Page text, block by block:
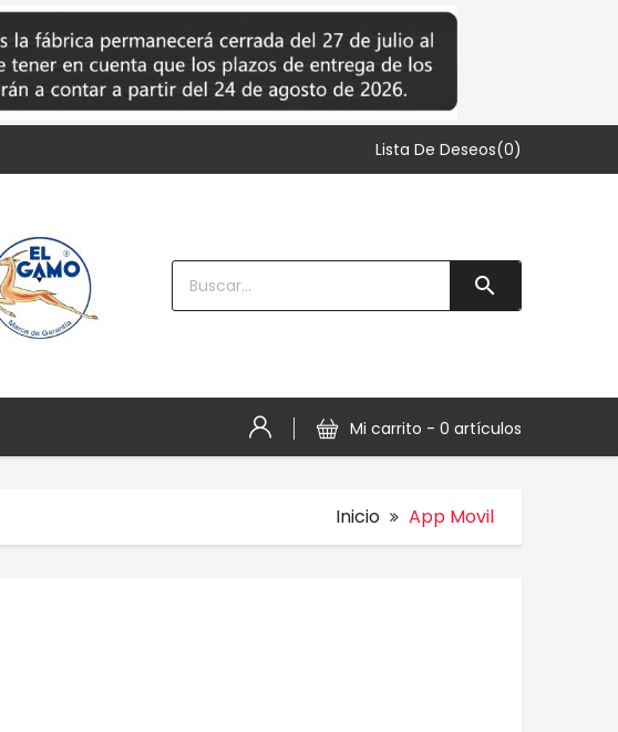
Lista De Deseos(0)

Mi carrito - 0 artículos
Inicio App Movil